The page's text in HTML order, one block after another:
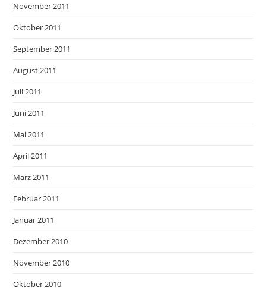
November 2011
Oktober 2011
September 2011
August 2011
Juli 2011
Juni 2011
Mai 2011
April 2011
März 2011
Februar 2011
Januar 2011
Dezember 2010
November 2010
Oktober 2010